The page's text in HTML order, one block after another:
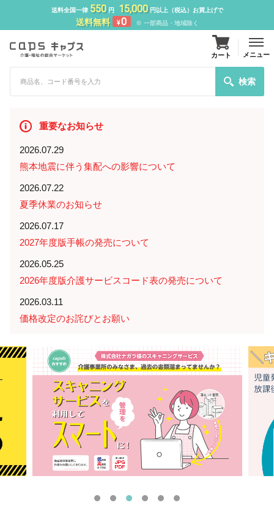
送料全国一律 550円 15,000円以上（税込）お買上げで
送料無料 ¥0 ※ 一部商品・地域除く
検索
カート メニュー
重要なお知らせ
2026.07.29
熊本地震に伴う集配への影響について
2026.07.22
夏季休業のお知らせ
2026.07.17
2027年度版手帳の発売について
2026.05.25
2026年度版介護サービスコード表の発売について
2026.03.11
価格改定のお詫びとお願い